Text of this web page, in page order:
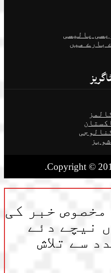
پالیسی
بارے میں
شوبز
Copyright ©
مخصوص خبر کی
نیچے دئے
سے تلاش